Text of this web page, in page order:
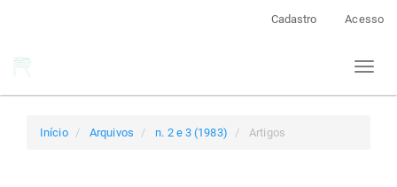
Cadastro Acesso
Toggle
Início Arquivos n. 2 e 3 (1983) Artigos